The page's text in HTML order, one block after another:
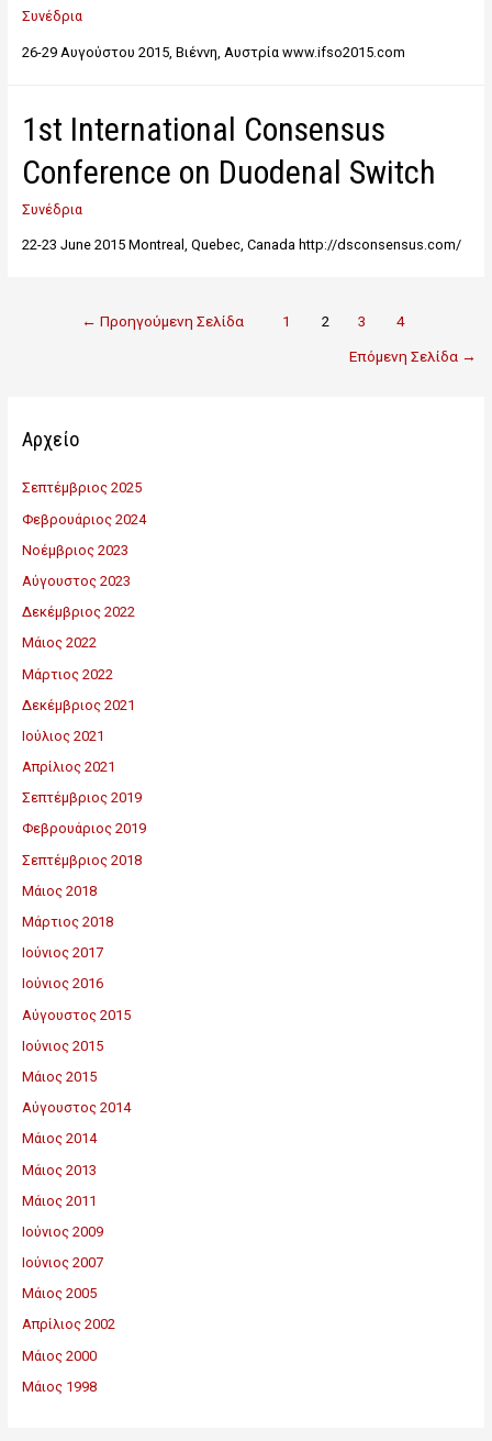
Συνέδρια
26-29 Αυγούστου 2015, Βιέννη, Αυστρία www.ifso2015.com
1st International Consensus
Conference on Duodenal Switch
Συνέδρια
22-23 June 2015 Montreal, Quebec, Canada http://dsconsensus.com/
← Προηγούμενη Σελίδα 1 2 3
4
Επόμενη Σελίδα →
Αρχείο
Σεπτέμβριος 2025
Φεβρουάριος 2024
Νοέμβριος 2023
Αύγουστος 2023
Δεκέμβριος 2022
Μάιος 2022
Μάρτιος 2022
Δεκέμβριος 2021
Ιούλιος 2021
Απρίλιος 2021
Σεπτέμβριος 2019
Φεβρουάριος 2019
Σεπτέμβριος 2018
Μάιος 2018
Μάρτιος 2018
Ιούνιος 2017
Ιούνιος 2016
Αύγουστος 2015
Ιούνιος 2015
Μάιος 2015
Αύγουστος 2014
Μάιος 2014
Μάιος 2013
Μάιος 2011
Ιούνιος 2009
Ιούνιος 2007
Μάιος 2005
Απρίλιος 2002
Μάιος 2000
Μάιος 1998